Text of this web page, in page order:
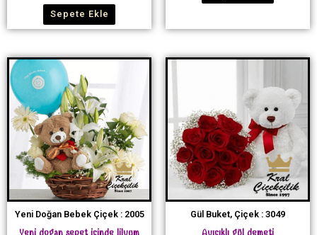
Sepete Ekle
Yeni Doğan Bebek Çiçek : 2005
Yeni dogan sepet içinde lilyum
Gül Buket, Çiçek : 3049
Ayıcıklı gül demeti